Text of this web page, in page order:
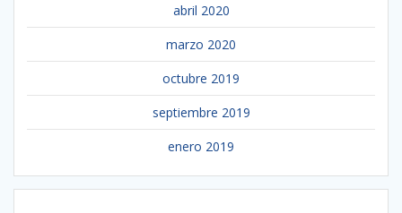
abril 2020
marzo 2020
octubre 2019
septiembre 2019
enero 2019